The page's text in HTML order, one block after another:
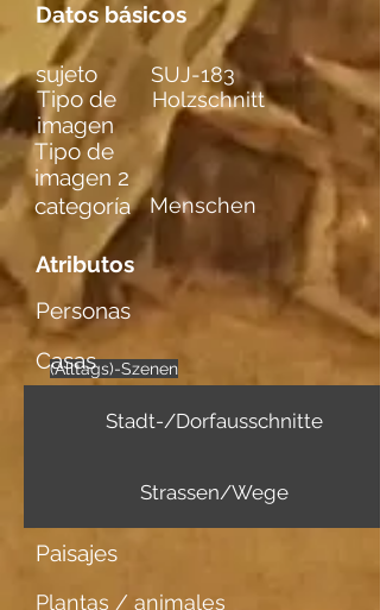
Datos básicos
Tipo de
imagen
Holzschnitt
Tipo de
imagen 2
categoría
Menschen
Atributos
Personas
einzelne
männl. Figuren
(Alltags)-Szenen
Casas
Stadt-/Dorfausschnitte
Strassen/Wege
Paisajes
Plantas / animales
sujeto SUJ-183